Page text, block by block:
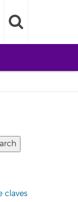
claves